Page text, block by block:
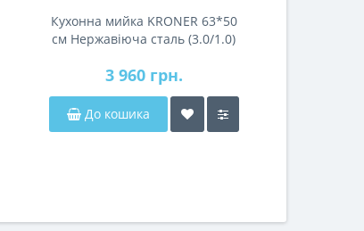
Кухонна мийка KRONER 63*50
см Нержавіюча сталь (3.0/1.0)
3 960 грн.
До кошика